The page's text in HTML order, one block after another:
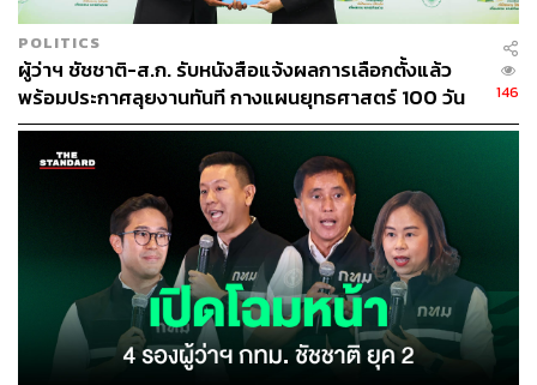
POLITICS
ผู้ว่าฯ ชัชชาติ-ส.ก. รับหนังสือแจ้งผลการเลือกตั้งแล้ว
พร้อมประกาศลุยงานทันที กางแผนยุทธศาสตร์ 100 วัน
261 โครงการ
146